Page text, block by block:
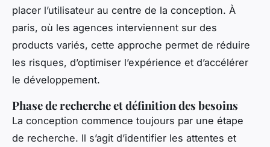
placer l’utilisateur au centre de la conception. À
paris, où les agences interviennent sur des
products variés, cette approche permet de réduire
les risques, d’optimiser l’expérience et d’accélérer
le développement.
Phase de recherche et définition des besoins
La conception commence toujours par une étape
de recherche. Il s’agit d’identifier les attentes et